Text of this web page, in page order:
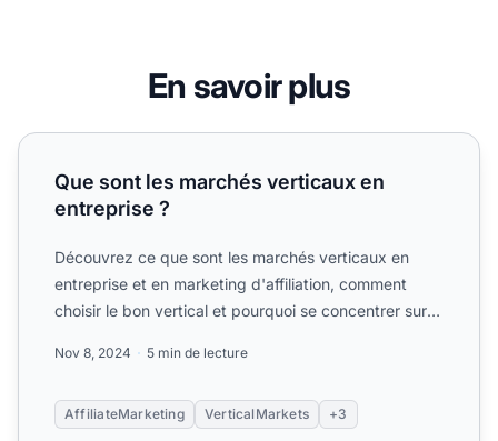
En savoir plus
Que sont les marchés verticaux en entreprise ?
Que sont les marchés verticaux en
entreprise ?
Découvrez ce que sont les marchés verticaux en
entreprise et en marketing d'affiliation, comment
choisir le bon vertical et pourquoi se concentrer sur
Nov 8, 2024 5 min de lecture
AffiliateMarketing VerticalMarkets +3